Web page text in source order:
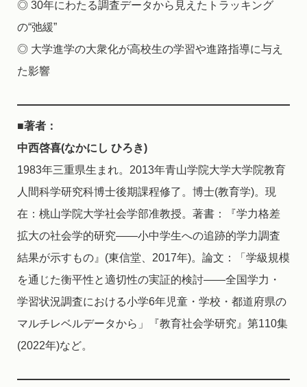
◎ 30年にわたる調査データから見えたトラッキング
の“弛緩”
◎ 大学進学の大衆化が高校生の学習や進路指導に与え
た影響
■著者：
中西啓喜(なかにし ひろき)
1983年三重県生まれ。2013年青山学院大学大学院教育
人間科学研究科博士後期課程修了。博士(教育学)。現
在：桃山学院大学社会学部准教授。著書：『学力格差
拡大の社会学的研究――小中学生への追跡的学力調査
結果が示すもの』(東信堂、2017年)。論文：「学級規模
を通じた衡平性と適切性の実証的検討――全国学力・
学習状況調査における小学6年児童・学校・都道府県の
マルチレベルデータから」『教育社会学研究』第110集
(2022年)など。